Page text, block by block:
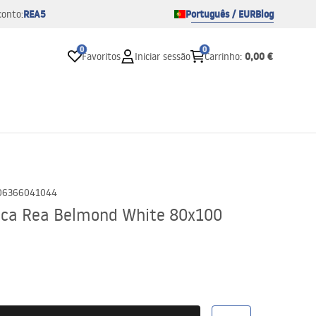
REA5 Português / EURBlog
0
Favoritos Iniciar sessão
0
Carrinho: 0,00 €
Rea Belmond White 80x100